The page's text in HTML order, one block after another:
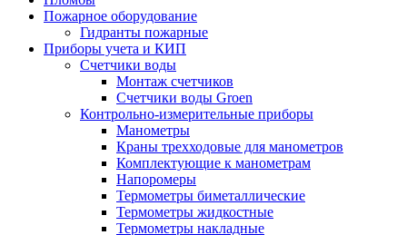
Пожарное оборудование
Гидранты пожарные
Приборы учета и КИП
Счетчики воды
Монтаж счетчиков
Счетчики воды Groen
Контрольно-измерительные приборы
Манометры
Краны трехходовые для манометров
Комплектующие к манометрам
Напоромеры
Термометры биметаллические
Термометры жидкостные
Термометры накладные